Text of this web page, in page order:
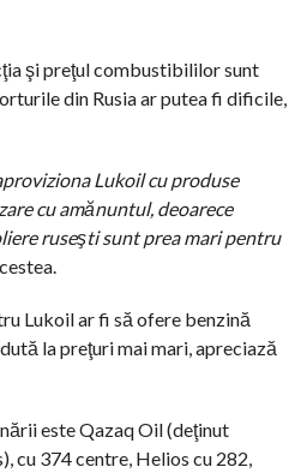
şi preţul combustibililor sunt
din Rusia ar putea fi dificile,
Lukoil cu produse
cu amănuntul, deoarece
ruseşti sunt prea mari pentru
Lukoil ar fi să ofere benzină
la preţuri mai mari, apreciază
este Qazaq Oil (deţinut
cu 374 centre, Helios cu 282,